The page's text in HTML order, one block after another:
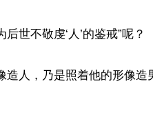
世不敬虔‘人’的鉴戒”呢？
造人，乃是照着他的形像造